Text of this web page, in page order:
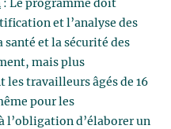
: Le programme doit
et l’analyse des
et la sécurité des
mais plus
les travailleurs âgés de 16
pour les
l’obligation d’élaborer un